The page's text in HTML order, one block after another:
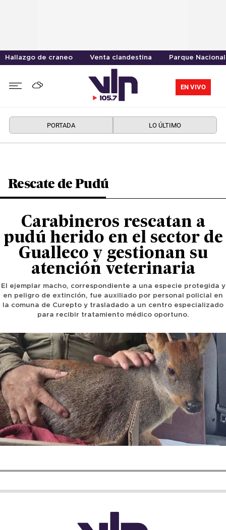
Hallazgo de craneo Venta clandestina Parque
EN VIVO
PORTADA LO ÚLTIMO
Rescate de Pudú
Carabineros rescatan a
pudú herido en el sector de
Gualleco y gestionan su
atención veterinaria
El ejemplar macho, correspondiente a una especie protegida y
en peligro de extinción, fue auxiliado por personal policial en
la comuna de Curepto y trasladado a un centro especializado
para recibir tratamiento médico oportuno.